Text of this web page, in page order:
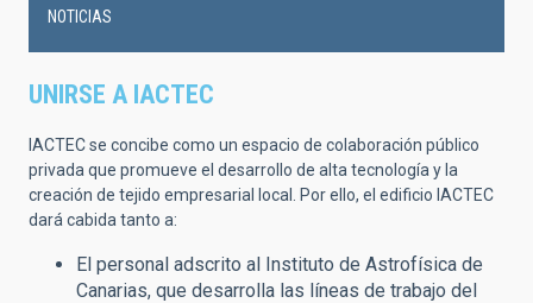
UNIRSE A IACTEC
IACTEC se concibe como un espacio de colaboración público
privada que promueve el desarrollo de alta tecnología y la
creación de tejido empresarial local. Por ello, el edificio IACTEC
dará cabida tanto a:
El personal adscrito al Instituto de Astrofísica de
Canarias, que desarrolla las líneas de trabajo del
NOTICIAS